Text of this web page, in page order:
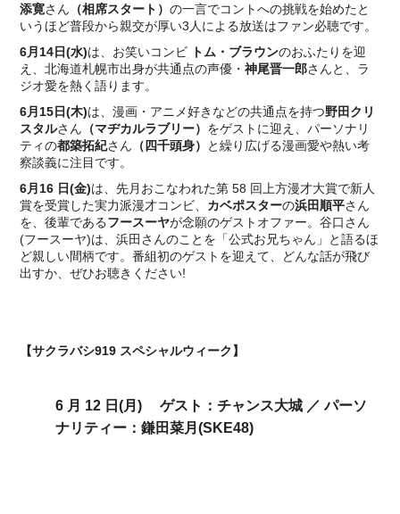
添寛さん （相席スタート）の一言でコントへの挑戦を始めたと
いうほど普段から親交が厚い3人による放送はファン必聴です。
6月14日(水)は、お笑いコンビ トム・ブラウンのおふたりを迎
え、北海道札幌市出身が共通点の声優・神尾晋一郎さんと、ラ
ジオ愛を熱く語ります。
6月15日(木)は、漫画・アニメ好きなどの共通点を持つ野田クリ
スタルさん （マヂカルラブリー） をゲストに迎え、パーソナリ
ティの都築拓紀さん （四千頭身）
と繰り広げる漫画愛や熱い考
察談義に注目です。
6月16 日(金)は、先月おこなわれた第 58 回上方漫才大賞で新人
賞を受賞した実力派漫才コンビ、 カベポスターの浜田順平さん
を、後輩であるフースーヤが念願のゲストオファー。谷口さん
(フースーヤ)は、浜田さんのことを「公式お兄ちゃん」と語るほ
ど親しい間柄です。番組初のゲストを迎えて、どんな話が飛び
出すか、ぜひお聴きください!
【サクラバシ919 スペシャルウィーク】
6 月 12 日(月) ゲスト：チャンス大城 ／パーソ
ナリティー：鎌田菜月(SKE48)